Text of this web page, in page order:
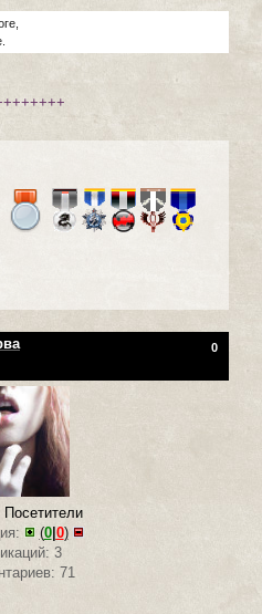
0
Посетители
(0| 0)
3
71